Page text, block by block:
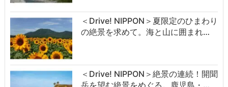
＜Drive! NIPPON＞夏限定のひまわり
の絶景を求めて。海と山に囲まれ…
＜Drive! NIPPON＞絶景の連続！開聞
岳を望む絶景をめぐる。鹿児島・…